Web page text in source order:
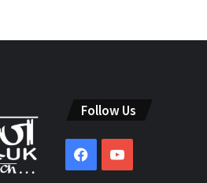
Follow Us
Facebook